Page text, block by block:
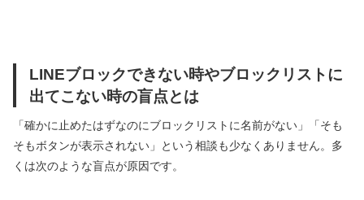
LINEブロックできない時やブロックリストに
出てこない時の盲点とは
「確かに止めたはずなのにブロックリストに名前がない」「そも
そもボタンが表示されない」という相談も少なくありません。多
くは次のような盲点が原因です。